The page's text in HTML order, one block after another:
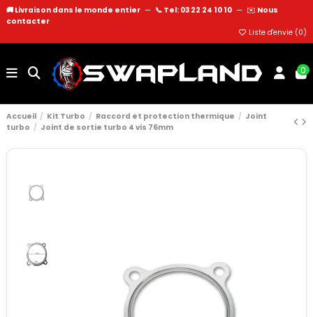
🚚 Livraison dans le monde entier — 📞 Tel: 03 22 24 10 10 — ✉️ Nous
contacter
Liste d'envie (0)
0
Accueil Kit Turbo Raccord et protection thermique
Joint
turbo
Joint de sortie turbo 4 vis 76mm